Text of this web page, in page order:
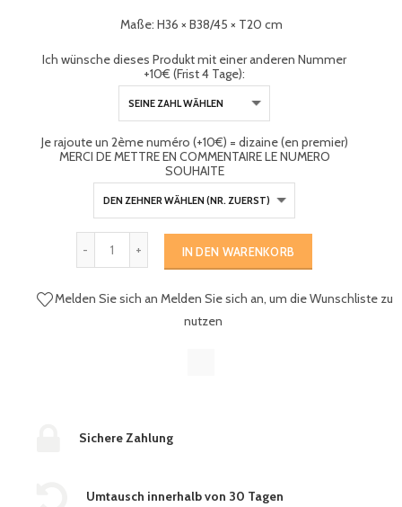
Maße: H36 × B38/45 × T20 cm
Ich wünsche dieses Produkt mit einer anderen Nummer
+10€ (Frist 4 Tage):
Je rajoute un 2ème numéro (+10€) = dizaine (en premier)
MERCI DE METTRE EN COMMENTAIRE LE NUMERO
SOUHAITE
IN DEN WARENKORB
Melden Sie sich an Melden Sie sich an, um die Wunschliste zu
nutzen
Sichere Zahlung
Umtausch innerhalb von 30 Tagen